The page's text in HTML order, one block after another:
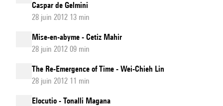
Caspar de Gelmini
28 juin 2012 13 min
Mise-en-abyme - Cetiz Mahir
28 juin 2012 09 min
The Re-Emergence of Time - Wei-Chieh Lin
28 juin 2012 11 min
Elocutio - Tonalli Magana